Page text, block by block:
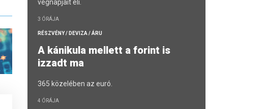
végnapjait éli.
3 ÓRÁJA
RÉSZVÉNY / DEVIZA / ÁRU
A kánikula mellett a forint is
izzadt ma
365 közelében az euró.
4 ÓRÁJA